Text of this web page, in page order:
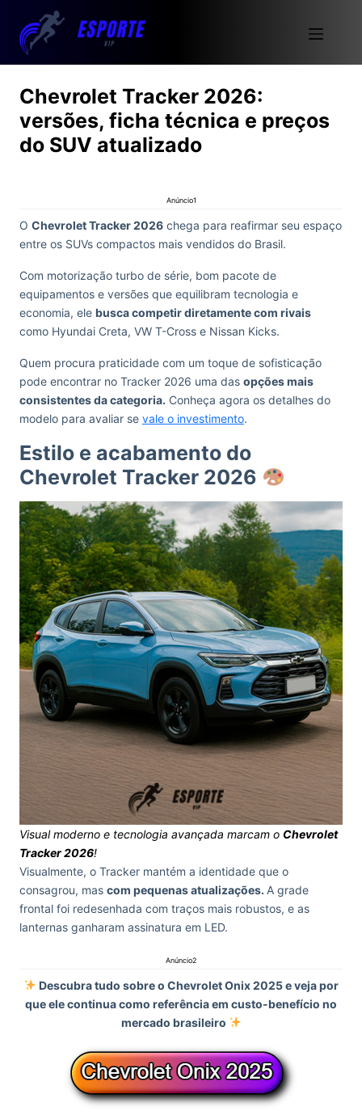
Chevrolet Tracker 2026:
versões, ficha técnica e preços
do SUV atualizado
Anúncio1
O Chevrolet Tracker 2026 chega para reafirmar seu espaço
entre os SUVs compactos mais vendidos do Brasil.
Com motorização turbo de série, bom pacote de
equipamentos e versões que equilibram tecnologia e
economia, ele busca competir diretamente com rivais
como Hyundai Creta, VW T-Cross e Nissan Kicks.
Quem procura praticidade com um toque de sofisticação
pode encontrar no Tracker 2026 uma das opções mais
consistentes da categoria. Conheça agora os detalhes do
modelo para avaliar se vale o investimento.
Estilo e acabamento do
Chevrolet Tracker 2026
Visual moderno e tecnologia avançada marcam o Chevrolet
Tracker 2026!
Visualmente, o Tracker mantém a identidade que o
consagrou, mas com pequenas atualizações. A grade
frontal foi redesenhada com traços mais robustos, e as
lanternas ganharam assinatura em LED.
Anúncio2
Descubra tudo sobre o Chevrolet Onix 2025 e veja por
que ele continua como referência em custo-benefício no
mercado brasileiro